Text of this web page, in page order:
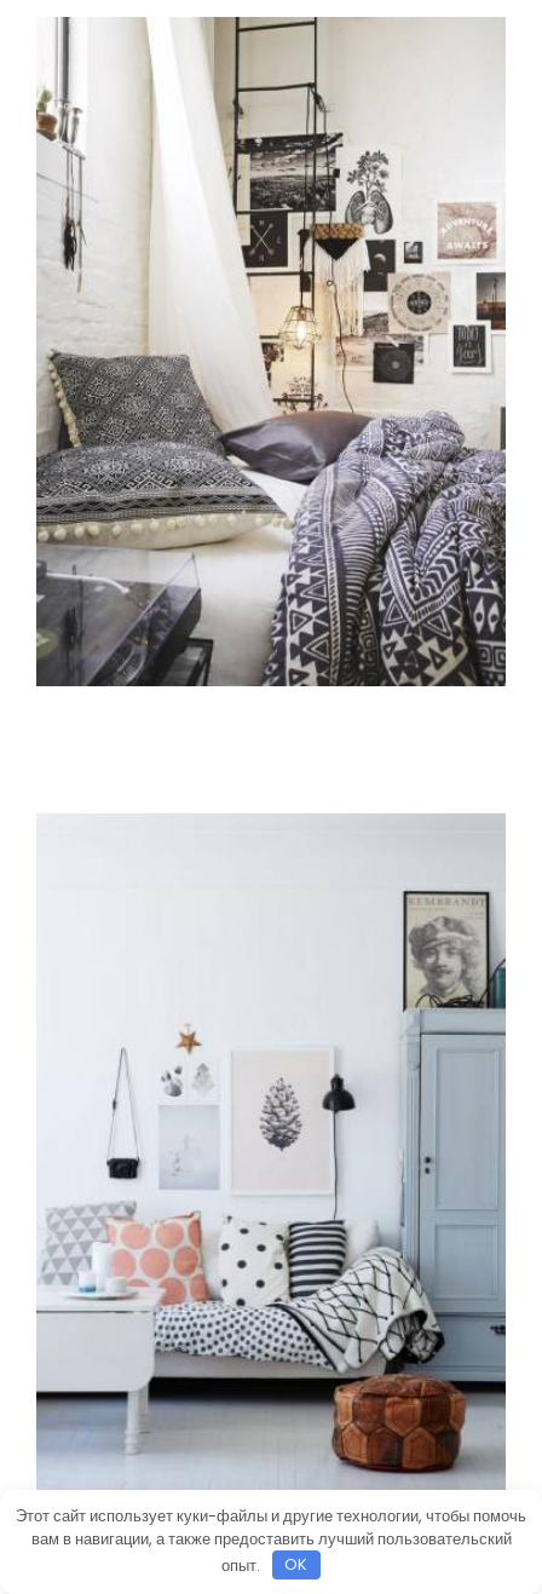
Этот сайт использует куки-файлы и другие технологии, чтобы помочь
вам в навигации, а также предоставить лучший пользовательский
опыт.
OK